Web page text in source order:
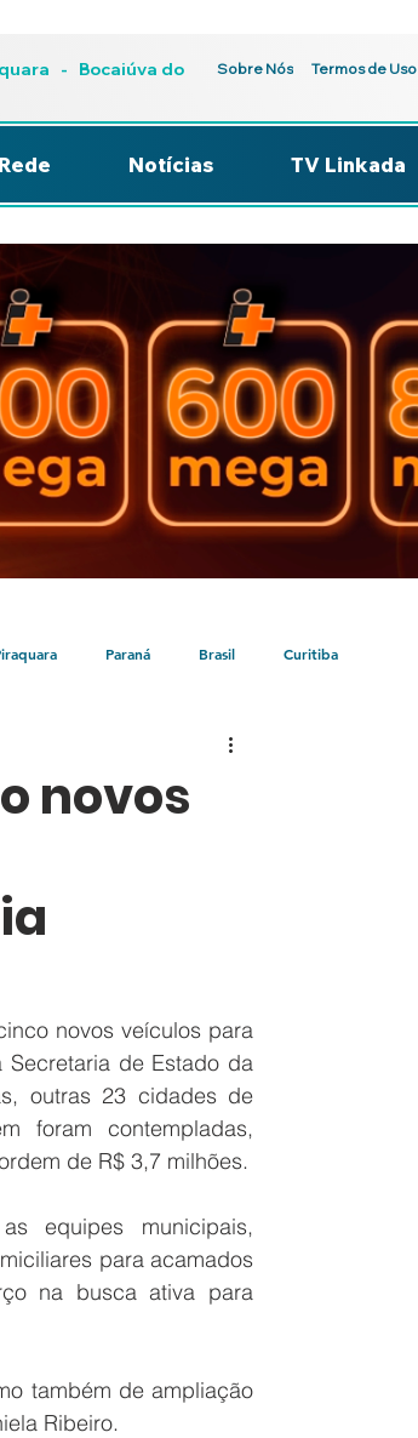
- Bocaiúva do
Sobre Nós Termos de Uso
Notícias TV Linkada
Paraná Brasil Curitiba
novos
novos veículos para
Secretaria de Estado da
outras 23 cidades de
foram contempladas,
de R$ 3,7 milhões.
equipes municipais,
para acamados
na busca ativa para
também de ampliação
Ribeiro.